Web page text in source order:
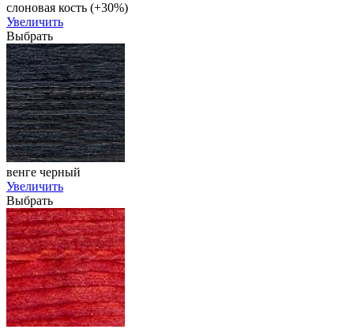
слоновая кость (+30%)
Увеличить
Выбрать
венге черный
Увеличить
Выбрать